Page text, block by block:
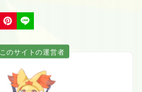
このサイトの運営者